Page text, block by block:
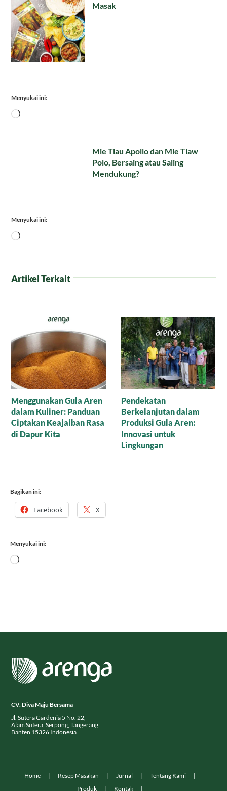
Masak
Menyukai ini:
Memuat...
Mie Tiau Apollo dan Mie Tiaw
Polo, Bersaing atau Saling
Mendukung?
Menyukai ini:
Memuat...
Artikel Terkait
Menjejak Sejarah dan
Kearifan Lokal di Balik
Cetakan Gula Batok
Perbedaan Gula Aren
dan Gula Merah: Si Manis
Mana yang Paling Setia
Menemani Harimu?
Bagikan ini:
Menyukai ini:
Memuat...
Jl. Sutera Gardenia 5 No. 22,
Banten 15326 Indonesia
Produk
Kontak